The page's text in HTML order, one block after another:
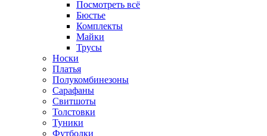
Посмотреть всё
Бюстье
Комплекты
Майки
Трусы
Носки
Платья
Полукомбинезоны
Сарафаны
Свитшоты
Толстовки
Туники
Футболки